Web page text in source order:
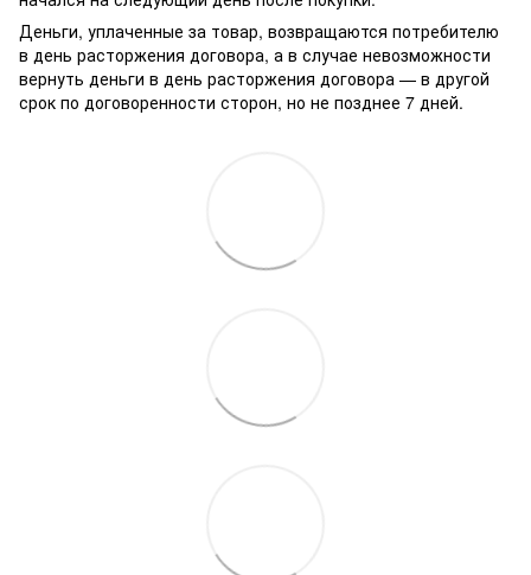
Деньги, уплаченные за товар, возвращаются потребителю
в день расторжения договора, а в случае невозможности
вернуть деньги в день расторжения договора — в другой
срок по договоренности сторон, но не позднее 7 дней.